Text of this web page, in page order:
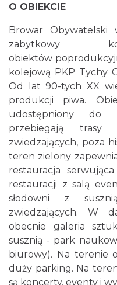
O OBIEKCIE
Browar Obywatelski
zabytkowy
obiektów
kolejową PKP Tychy
Od lat 90-tych XX
produkcji piwa.
udostępniony do
przebiegają trasy
zwiedzających, poza
teren zielony
restauracja
restauracji z salą
słodowni z
zwiedzających. W
obecnie galeria
susznią - park
biurowy). Na terenie
duży parking. Na
są koncerty, eventy i